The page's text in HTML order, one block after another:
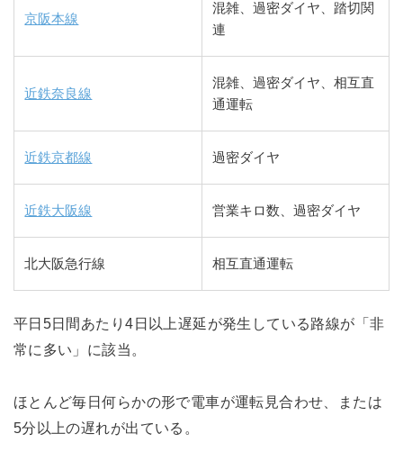
京阪本線
混雑、過密ダイヤ、踏切関
連
近鉄奈良線
混雑、過密ダイヤ、相互直
通運転
近鉄京都線 過密ダイヤ
近鉄大阪線 営業キロ数、過密ダイヤ
北大阪急行線 相互直通運転
平日5日間あたり4日以上遅延が発生している路線が「非
常に多い」に該当。
ほとんど毎日何らかの形で電車が運転見合わせ、または
5分以上の遅れが出ている。